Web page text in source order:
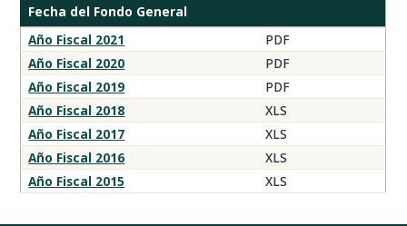
Documentos
de
Acumulación
de
Ingresos
la
Fecha
del
Fecha del Fondo General
Año Fiscal 2021
PDF
Año Fiscal 2020
PDF
Año Fiscal 2019
PDF
Año Fiscal 2018
XLS
Año Fiscal 2017
XLS
Año Fiscal 2016
XLS
Año Fiscal 2015
XLS